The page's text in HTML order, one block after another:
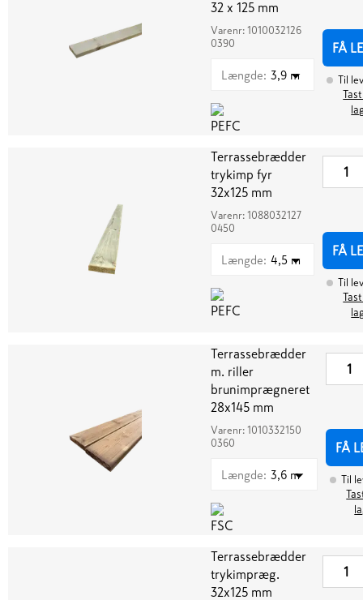
32 x 125 mm
Varenr: 1010032126
0390
Længde: 3,9 m
FÅ
Til
Terrassebrædder
trykimp fyr
32x125 mm
Varenr: 1088032127
0450
Længde: 4,5 m
FÅ
Til
Terrassebrædder
m. riller
brunimprægneret
28x145 mm
Varenr: 1010332150
0360
Længde: 3,6 m
FÅ
Til
Terrassebrædder
trykimpræg.
32x125 mm